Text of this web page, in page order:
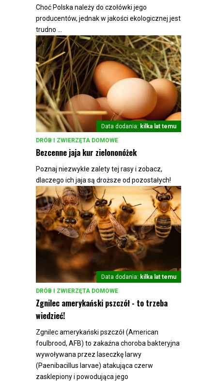
Choć Polska należy do czołówki jego
producentów, jednak w jakości ekologicznej jest
trudno ...
DRÓB I ZWIERZĘTA DOMOWE
kilka lat temu
Data dodania:
Bezcenne jaja kur zielononóżek
Poznaj niezwykłe zalety tej rasy i zobacz,
dlaczego ich jaja są droższe od pozostałych!
DRÓB I ZWIERZĘTA DOMOWE
kilka lat temu
Data dodania:
Zgnilec amerykański pszczół - to trzeba
wiedzieć!
Zgnilec amerykański pszczół (American
foulbrood, AFB) to zakaźna choroba bakteryjna
wywoływana przez laseczkę larwy
(Paenibacillus larvae) atakująca czerw
zasklepiony i powodująca jego